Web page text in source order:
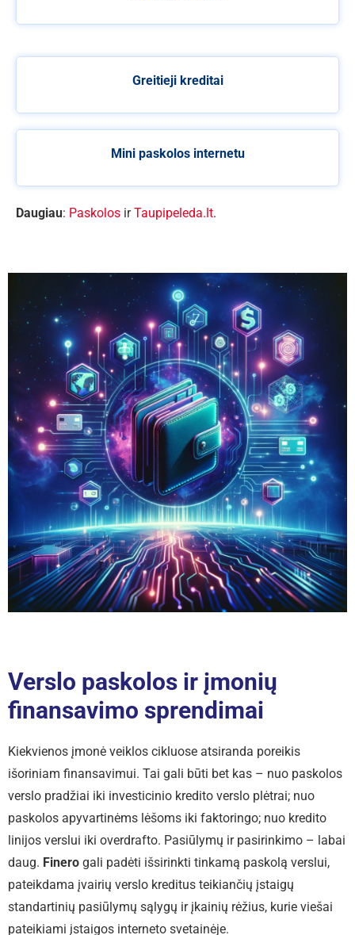
Greitieji kreditai
Mini paskolos internetu
Daugiau: Paskolos irTaupipeleda.lt.
Verslo paskolos ir įmonių
finansavimo sprendimai
Kiekvienos įmonė veiklos cikluose atsiranda poreikis
išoriniam finansavimui. Tai gali būti bet kas – nuo paskolos
verslo pradžiai iki investicinio kredito verslo plėtrai; nuo
paskolos apyvartinėms lėšoms iki faktoringo; nuo kredito
linijos verslui iki overdrafto. Pasiūlymų ir pasirinkimo – labai
daug. Finero gali padėti išsirinkti tinkamą paskolą verslui,
pateikdama įvairių verslo kreditus teikiančių įstaigų
standartinių pasiūlymų sąlygų ir įkainių rėžius, kurie viešai
pateikiami įstaigos interneto svetainėje.